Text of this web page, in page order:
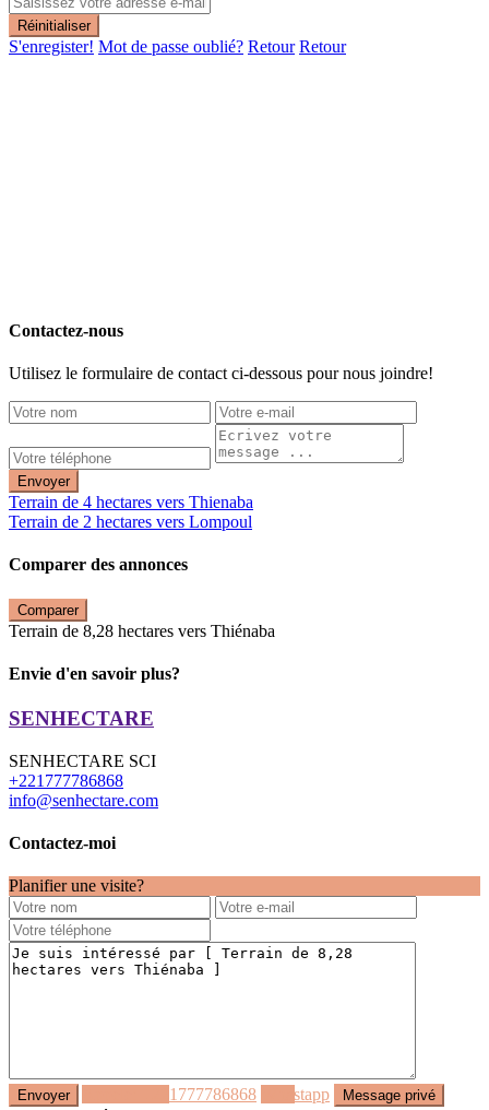
Réinitialiser
S'enregister! Mot de passe oublié? Retour Retour
Contactez-nous
Utilisez le formulaire de contact ci-dessous pour nous joindre!
Envoyer
Terrain de 4 hectares vers Thienaba
Terrain de 2 hectares vers Lompoul
Comparer des annonces
Comparer
Terrain de 8,28 hectares vers Thiénaba
Envie d'en savoir plus?
SENHECTARE
SENHECTARE SCI
+221777786868
info@senhectare.com
Contactez-moi
Planifier une visite?
+221777786868
Whastapp